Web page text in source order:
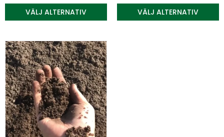
VÄLJ ALTERNATIV
VÄLJ ALTERNATIV